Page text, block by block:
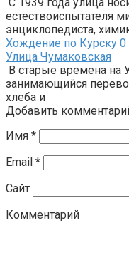
С 1939 года улица
естествоиспытателя
энциклопедиста,
Хождение по Курску 0
Улица Чумаковская
В старые времена на
занимающийся
хлеба и
Добавить
Имя *
Email *
Сайт
Комментарий